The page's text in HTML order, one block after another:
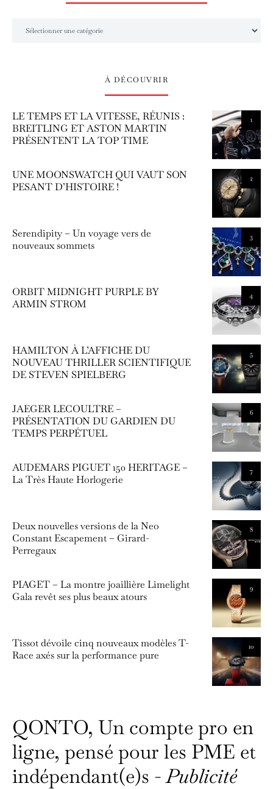
À DÉCOUVRIR
1
LE TEMPS ET LA VITESSE, RÉUNIS :
BREITLING ET ASTON MARTIN
PRÉSENTENT LA TOP TIME
2
UNE MOONSWATCH QUI VAUT SON
PESANT D’HISTOIRE !
3
Serendipity – Un voyage vers de
nouveaux sommets
4
ORBIT MIDNIGHT PURPLE BY
ARMIN STROM
5
HAMILTON À L’AFFICHE DU
NOUVEAU THRILLER SCIENTIFIQUE
DE STEVEN SPIELBERG
6
JAEGER LECOULTRE –
PRÉSENTATION DU GARDIEN DU
TEMPS PERPÉTUEL
7
AUDEMARS PIGUET 150 HERITAGE –
La Très Haute Horlogerie
8
Deux nouvelles versions de la Neo
Constant Escapement – Girard-
Perregaux
9
PIAGET – La montre joaillière Limelight
Gala revêt ses plus beaux atours
10
Tissot dévoile cinq nouveaux modèles T-
Race axés sur la performance pure
QONTO, Un compte pro en
ligne, pensé pour les PME et
indépendant(e)s -Publicité